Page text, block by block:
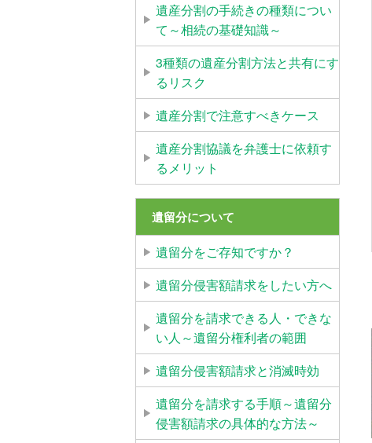
遺産分割の手続きの種類につい
て～相続の基礎知識～
3種類の遺産分割方法と共有にす
るリスク
遺産分割で注意すべきケース
遺産分割協議を弁護士に依頼す
るメリット
遺留分について
遺留分をご存知ですか？
遺留分侵害額請求をしたい方へ
遺留分を請求できる人・できな
い人～遺留分権利者の範囲
遺留分侵害額請求と消滅時効
遺留分を請求する手順～遺留分
侵害額請求の具体的な方法～